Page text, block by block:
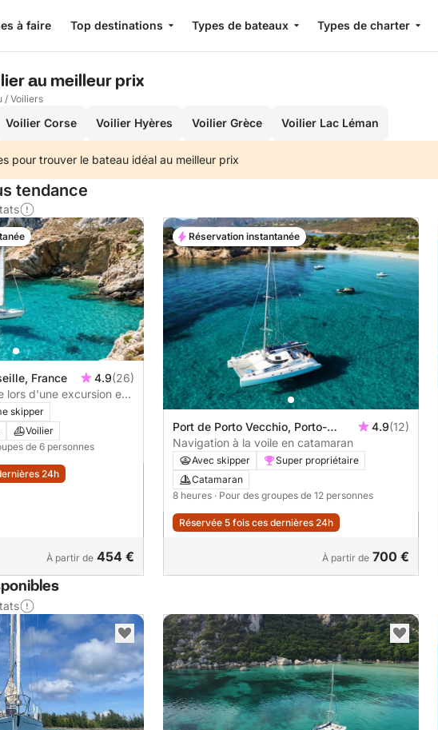
à faire Top destinations Types de bateaux Types de charter
au meilleur prix
/ Voiliers
Voilier Corse Voilier Hyères Voilier Grèce Voilier Lac Léman
pour trouver le bateau idéal au meilleur prix
tendance
France 4.9(26)
lors d'une excursion en
skipper
Voilier
de 6 personnes
24h
À partir de 454 €
Port de Porto Vecchio, Porto-
Vecchio, France
4.9(12)
Navigation à la voile en catamaran
Avec skipper
Super propriétaire
Catamaran
8 heures · Pour des groupes de 12 personnes
Réservée 5 fois ces dernières 24h
À partir de 700 €
Réservation instantanée